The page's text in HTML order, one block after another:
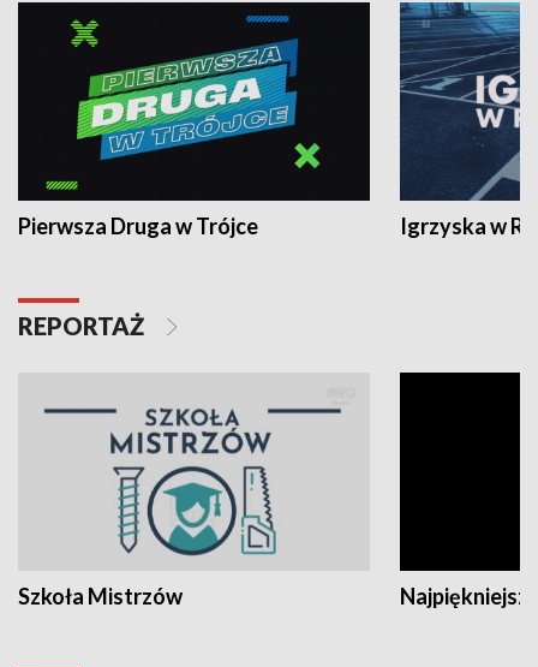
Pierwsza Druga w Trójce Igrzyska w
REPORTAŻ
Szkoła Mistrzów